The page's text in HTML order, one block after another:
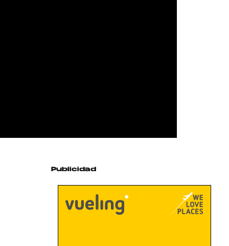
Publicidad